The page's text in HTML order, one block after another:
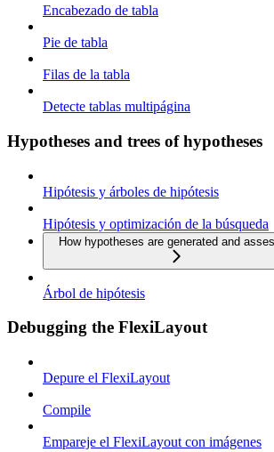
Encabezado de tabla
Pie de tabla
Filas de la tabla
Detecte tablas multipágina
Hypotheses and trees of hypotheses
Hipótesis y árboles de hipótesis
Hipótesis y optimización de la búsqueda
How hypotheses are generated and
Árbol de hipótesis
Debugging the FlexiLayout
Depure el FlexiLayout
Compile
Empareje el FlexiLayout con imágenes